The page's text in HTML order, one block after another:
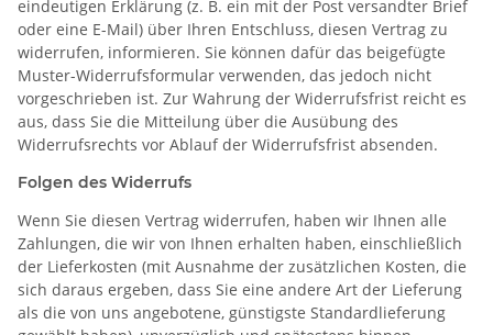
eindeutigen Erklärung (z. B. ein mit der Post versandter Brief
oder eine E-Mail) über Ihren Entschluss, diesen Vertrag zu
widerrufen, informieren. Sie können dafür das beigefügte
Muster-Widerrufsformular verwenden, das jedoch nicht
vorgeschrieben ist. Zur Wahrung der Widerrufsfrist reicht es
aus, dass Sie die Mitteilung über die Ausübung des
Widerrufsrechts vor Ablauf der Widerrufsfrist absenden.
Folgen des Widerrufs
Wenn Sie diesen Vertrag widerrufen, haben wir Ihnen alle
Zahlungen, die wir von Ihnen erhalten haben, einschließlich
der Lieferkosten (mit Ausnahme der zusätzlichen Kosten, die
sich daraus ergeben, dass Sie eine andere Art der Lieferung
als die von uns angebotene, günstigste Standardlieferung